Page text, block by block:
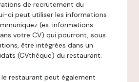
de recrutement du
ci peut utiliser les informations
(ex: informations
votre CV) qui pourront, sous
être intégrées dans un
(CVthèque) du restaurant.
le restaurant peut également